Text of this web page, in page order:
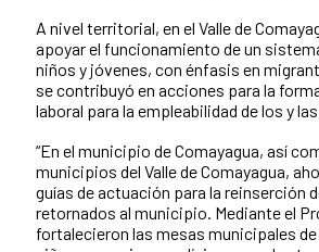
A nivel territorial, en el Valle de
apoyar el funcionamiento de un
niños y jóvenes, con énfasis en
se contribuyó en acciones para la
laboral para la empleabilidad de los y
“En el municipio de Comayagua, así
municipios del Valle de Comayagua,
guías de actuación para la reinserción
retornados al municipio. Mediante el
fortalecieron las mesas municipales